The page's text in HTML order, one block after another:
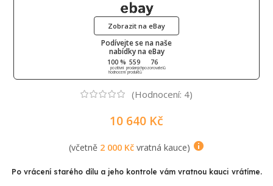
Podívejte se na naše
nabídky na eBay
100 %
pozitivní
hodnocení
559
prodaných
produktů
76
pozorovatelů
Zobrazit na eBay
(Hodnocení: 4)
10 640 Kč
(včetně 2 000 Kčvratná kauce)
Po vrácení starého dílu a jeho kontrole vám vratnou kauci vrátíme.